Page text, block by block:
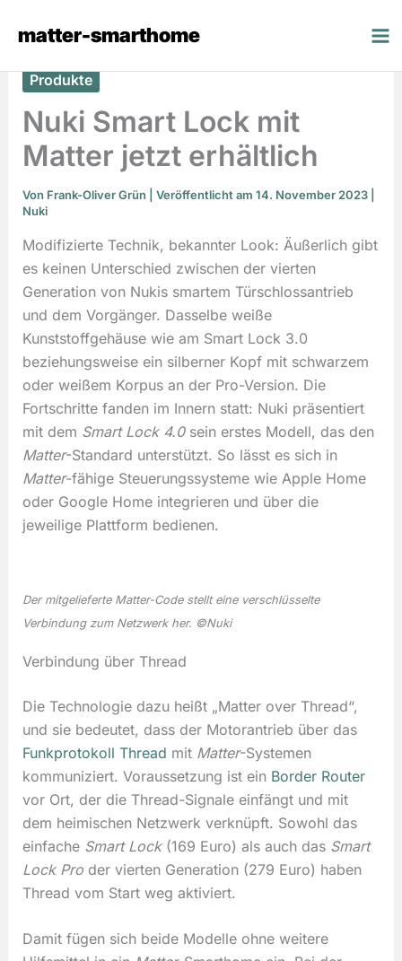
Inhaltmatter-smarthome
Produkte
Nuki Smart Lock mit
Matter jetzt erhältlich
Von Frank-Oliver Grün
| Veröffentlicht am 14. November 2023 |
Nuki
Modifizierte Technik, bekannter Look: Äußerlich gibt
es keinen Unterschied zwischen der vierten
Generation von Nukis smartem Türschlossantrieb
und dem Vorgänger. Dasselbe weiße
Kunststoffgehäuse wie am Smart Lock 3.0
beziehungsweise ein silberner Kopf mit schwarzem
oder weißem Korpus an der Pro-Version. Die
Fortschritte fanden im Innern statt: Nuki präsentiert
mit dem Smart Lock 4.0sein erstes Modell, das den
Matter-Standard unterstützt. So lässt es sich in
Matter-fähige Steuerungssysteme wie Apple Home
oder Google Home integrieren und über die
jeweilige Plattform bedienen.
Der mitgelieferte Matter-Code stellt eine verschlüsselte
Verbindung zum Netzwerk her. ©Nuki
Verbindung über Thread
Die Technologie dazu heißt „Matter over Thread“,
und sie bedeutet, dass der Motorantrieb über das
Funkprotokoll Thread mit Matter-Systemen
kommuniziert. Voraussetzung ist ein Border Router
vor Ort, der die Thread-Signale einfängt und mit
dem heimischen Netzwerk verknüpft. Sowohl das
einfache Smart Lock(169 Euro) als auch das Smart
Lock Proder vierten Generation (279 Euro) haben
Thread vom Start weg aktiviert.
Damit fügen sich beide Modelle ohne weitere